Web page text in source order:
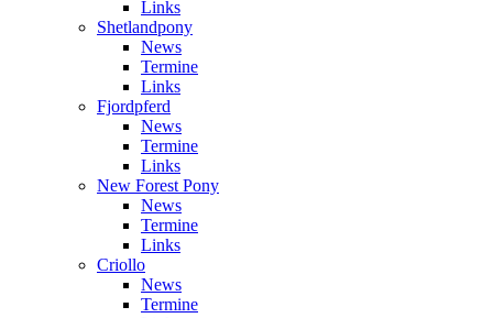
Links
Shetlandpony
News
Termine
Links
Fjordpferd
News
Termine
Links
New Forest Pony
News
Termine
Links
Criollo
News
Termine